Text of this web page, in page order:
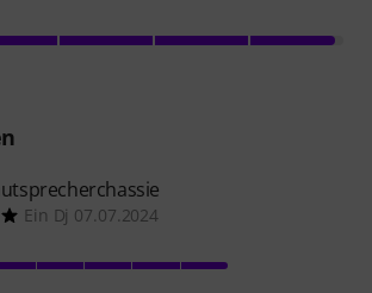
Ein Dj 07.07.2024